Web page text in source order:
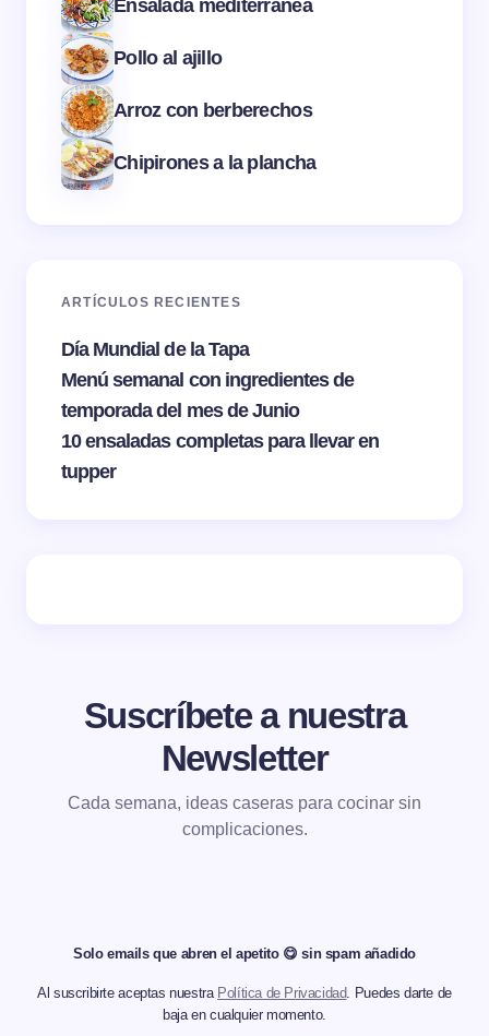
Ensalada mediterránea
Pollo al ajillo
Arroz con berberechos
Chipirones a la plancha
ARTÍCULOS RECIENTES
Día Mundial de la Tapa
Menú semanal con ingredientes de
temporada del mes de Junio
10 ensaladas completas para llevar en
tupper
Suscríbete a nuestra
Newsletter
Cada semana, ideas caseras para cocinar sin
complicaciones.
Solo emails que abren el apetito 😋 sin spam añadido
Al suscribirte aceptas nuestra Política de Privacidad. Puedes darte de
baja en cualquier momento.